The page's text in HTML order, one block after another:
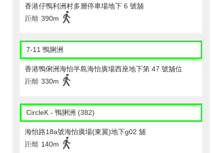
香港仔鴨利洲村多層停車場地下 6 號舖
距離 390m
7-11 鴨脷洲
香港鴨俐洲海怡半島海怡廣場西座地下第 47 號舖位
距離 330m
CircleK - 鴨脷洲 (382)
海怡路18a號海怡廣場(東翼)地下g02 舖
距離 140m